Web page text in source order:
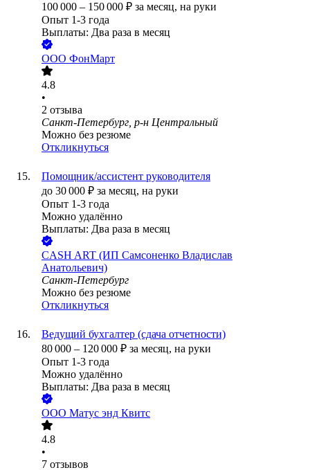
100 000 – 150 000 ₽ за месяц, на руки
Опыт 1-3 года
Выплаты: Два раза в месяц
ООО ФонМарт
4.8
•
2 отзыва
Санкт-Петербург, р-н Центральный
Можно без резюме
Откликнуться
Помощник/ассистент руководителя
до 30 000 ₽ за месяц, на руки
Опыт 1-3 года
Можно удалённо
Выплаты: Два раза в месяц
CASH ART (ИП Самсоненко Владислав
Анатольевич)
Санкт-Петербург
Можно без резюме
Откликнуться
Ведущий бухгалтер (сдача отчетности)
80 000 – 120 000 ₽ за месяц, на руки
Опыт 1-3 года
Можно удалённо
Выплаты: Два раза в месяц
ООО Матус энд Квитс
4.8
•
7 отзывов